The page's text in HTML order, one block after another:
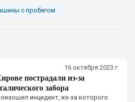
с пробегом
16 октября 2023 г.
пострадали из-за
забора
инцидент, из-за которого